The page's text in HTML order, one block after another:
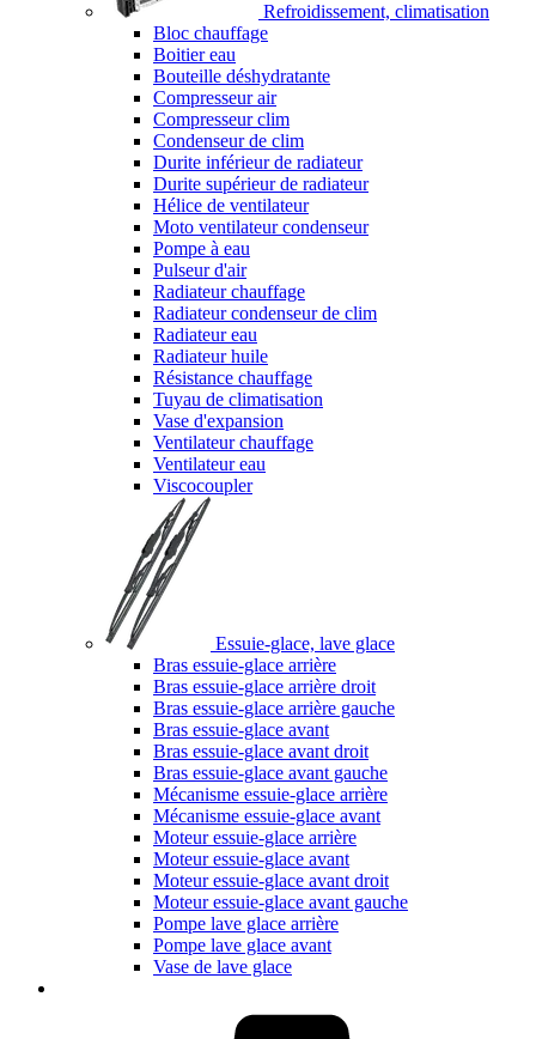
Refroidissement, climatisation
Bloc chauffage
Boitier eau
Bouteille déshydratante
Compresseur air
Compresseur clim
Condenseur de clim
Durite inférieur de radiateur
Durite supérieur de radiateur
Hélice de ventilateur
Moto ventilateur condenseur
Pompe à eau
Pulseur d'air
Radiateur chauffage
Radiateur condenseur de clim
Radiateur eau
Radiateur huile
Résistance chauffage
Tuyau de climatisation
Vase d'expansion
Ventilateur chauffage
Ventilateur eau
Viscocoupler
Essuie-glace, lave glace
Bras essuie-glace arrière
Bras essuie-glace arrière droit
Bras essuie-glace arrière gauche
Bras essuie-glace avant
Bras essuie-glace avant droit
Bras essuie-glace avant gauche
Mécanisme essuie-glace arrière
Mécanisme essuie-glace avant
Moteur essuie-glace arrière
Moteur essuie-glace avant
Moteur essuie-glace avant droit
Moteur essuie-glace avant gauche
Pompe lave glace arrière
Pompe lave glace avant
Vase de lave glace